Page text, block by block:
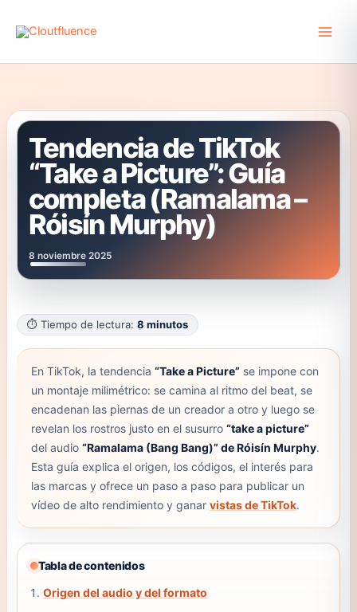
Tendencia de TikTok
“Take a Picture”: Guía
completa (Ramalama –
Róisín Murphy)
8 noviembre 2025
⏱️ Tiempo de lectura: 8 minutos
En TikTok, la tendencia “Take a Picture”se impone con
un montaje milimétrico: se camina al ritmo del beat, se
encadenan las piernas de un creador a otro y luego se
revelan los rostros justo en el susurro “take a picture”
del audio “Ramalama (Bang Bang)” de Róisín Murphy.
Esta guía explica el origen, los códigos, el interés para
las marcas y ofrece un paso a paso para publicar un
vídeo de alto rendimiento y ganar vistas de TikTok.
Tabla de contenidos
Origen del audio y del formato